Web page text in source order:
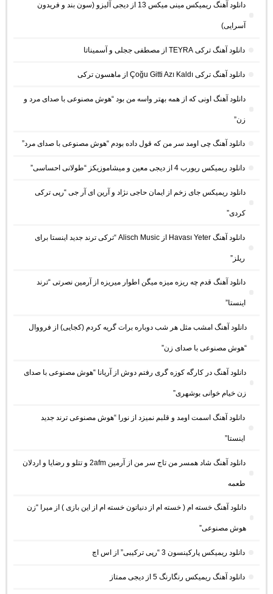
دانلود آهنگ ریمیکس مینی میکس 13 از دیجی آلیزو (سون بند و فریدون
آسرایی)
دانلود آهنگ ترکی TEYRA از مصطفی ججلی و آسمیناتا
دانلود آهنگ ترکی Çoğu Gitti Azı Kaldı از ماهسون ترکی
دانلود آهنگ اونی که از همه بهتر واسه من بود “هوش مصنوعی با صدای مرد و
زن”
دانلود آهنگ چی اومد سر من که قول داده بودم “هوش مصنوعی با صدای مرد”
دانلود ریمیکس ریورب 4 از دیجی معین و میشاموزیکز “طولانی احساسی”
دانلود ریمیکس جای زخم از ایمان حاجی نژاد و آرین ای آر جی “رپی ترکی
کردی”
دانلود آهنگ Havası Yeter از Alisch Music “ترکی ترند جدید اینستا برای
ریلز”
دانلود آهنگ ﻗﺪم ﭼﻪ رﻳﺰه ﻣﻴﺰه ﻣﻴﮕﻦ اﻃﻮار ﻣﻴﺮﻳﺰه از آرمین نصرتی “ترند
اینستا”
دانلود آهنگ امشب مثل هر شب دوباره برات گریه کردم (کجایی) از فرووال
“هوش مصنوعی با صدای زن”
دانلود آهنگ در کارگه کوزه گری رفتم دوش از آریانا “هوش مصنوعی با صدای
زن خیام خوانی بوشهری”
دانلود آهنگ اسمت اومد و قلبم نمیزد از نورا “هوش مصنوعی ترند جدید
اینستا”
دانلود آهنگ شاد همسر من تاج سر من از آرمین 2afm و تتلو و رضایا و اردلان
طعمه
دانلود آهنگ خسته ام ( خسته ام از دنیاتون خسته ام از این بازی ) از میرا “زن
هوش مصنوعی”
دانلود ریمیکس پارکینسون 3 “رپی ترکیبی” از اس اچ
دانلود آهنگ ریمیکس رنگارنگ 5 از دیجی ممتاز